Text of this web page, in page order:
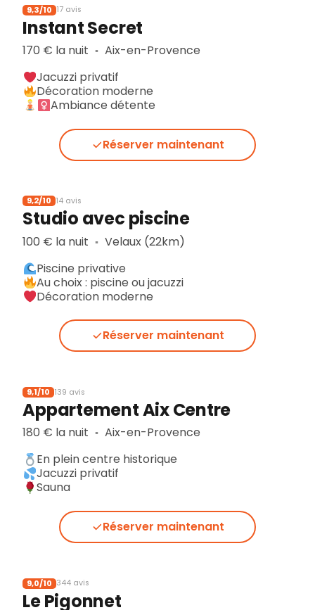
9,3/10 17 avis
Instant Secret
170 € la nuit ▪︎ Aix-en-Provence
Jacuzzi privatif
Décoration moderne
Ambiance détente
Réserver maintenant
9,2/10 14 avis
Studio avec piscine
100 € la nuit ▪︎ Velaux (22km)
Piscine privative
Au choix : piscine ou jacuzzi
Décoration moderne
Réserver maintenant
9,1/10 139 avis
Appartement Aix Centre
180 € la nuit ▪︎ Aix-en-Provence
En plein centre historique
Jacuzzi privatif
Sauna
Réserver maintenant
9,0/10 344 avis
Le Pigonnet